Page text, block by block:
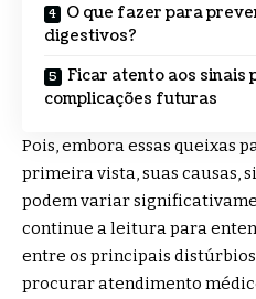
O que fazer para
digestivos?
Ficar atento aos sinais
complicações futuras
Pois, embora essas queixas
primeira vista, suas causas,
podem variar
continue a leitura para
entre os principais
procurar atendimento